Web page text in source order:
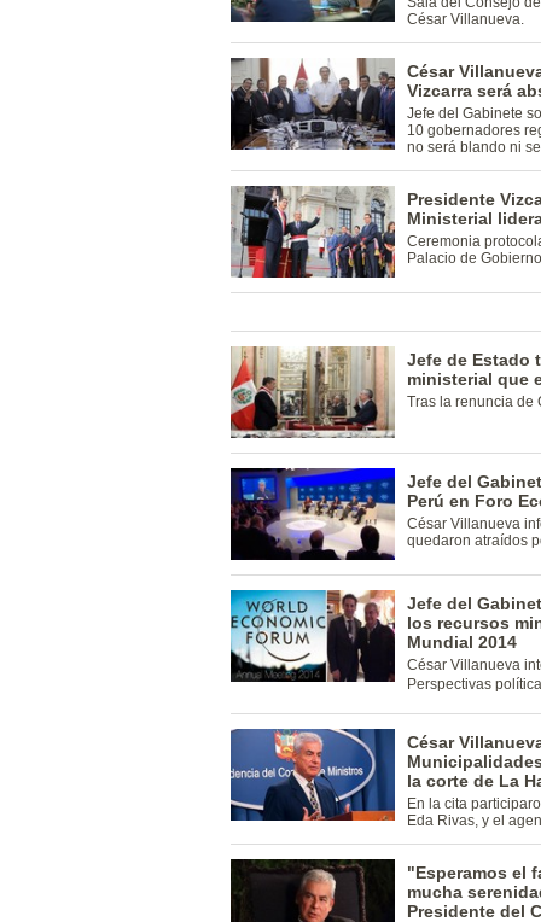
César Villanueva.
César
Vizcarra será
Jefe del Gabinete
10 gobernadores
no será blando ni
Presidente
Ministerial
Ceremonia
Palacio de
Jefe de Estado
ministerial que
Tras la renuncia de
Jefe del
Perú en Foro
César Villanueva
quedaron atraídos
Jefe del
los recursos
Mundial 2014
César Villanueva
Perspectivas
César
la corte de La
En la cita
Eda Rivas, y el
"Esperamos el
mucha
Presidente del